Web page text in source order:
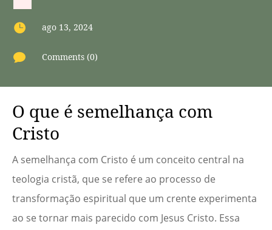
 ago 13, 2024
 Comments (0)
O que é semelhança com
Cristo
A semelhança com Cristo é um conceito central na
teologia cristã, que se refere ao processo de
transformação espiritual que um crente experimenta
ao se tornar mais parecido com Jesus Cristo. Essa